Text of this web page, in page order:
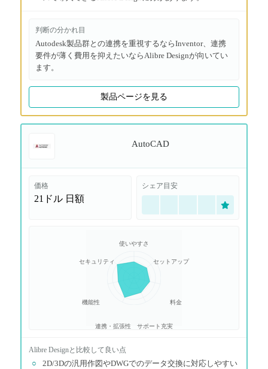
判断の分かれ目
Autodesk製品群との連携を重視するならInventor、連携
要件が薄く費用を抑えたいならAlibre Designが向いてい
ます。
製品ページを見る
AutoCAD
価格
21ドル 日額
シェア目安
使いやすさ
セットアップ
料金
サポート充実
連携・拡張性
機能性
セキュリティ
Alibre Designと比較して良い点
○
2D/3Dの汎用作図やDWGでのデータ交換に対応しやすい